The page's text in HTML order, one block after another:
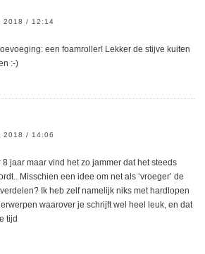
2018 / 12:14
een foamroller! Lekker de stijve kuiten
:-)
2018 / 14:06
8 jaar maar vind het zo jammer dat het steeds
Misschien een idee om net als ‘vroeger’ de
Ik heb zelf namelijk niks met hardlopen
waarover je schrijft wel heel leuk, en dat
tijd